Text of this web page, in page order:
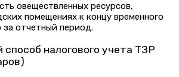
овеществленных ресурсов,
помещениях к концу временного
за отчетный период.
налогового учета ТЗР